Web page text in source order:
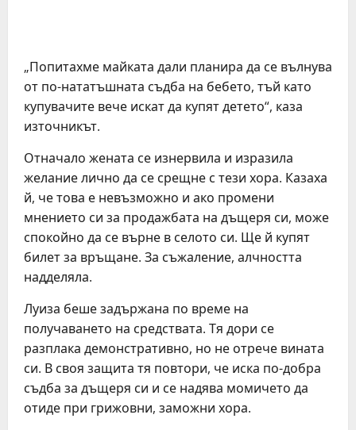
„Попитахме майката дали планира да се вълнува
от по-нататъшната съдба на бебето, тъй като
купувачите вече искат да купят детето“, каза
източникът.
Отначало жената се изнервила и изразила
желание лично да се срещне с тези хора. Казаха
й, че това е невъзможно и ако промени
мнението си за продажбата на дъщеря си, може
спокойно да се върне в селото си. Ще й купят
билет за връщане. За съжаление, алчността
надделяла.
Луиза беше задържана по време на
получаването на средствата. Тя дори се
разплака демонстративно, но не отрече вината
си. В своя защита тя повтори, че иска по-добра
съдба за дъщеря си и се надява момичето да
отиде при грижовни, заможни хора.